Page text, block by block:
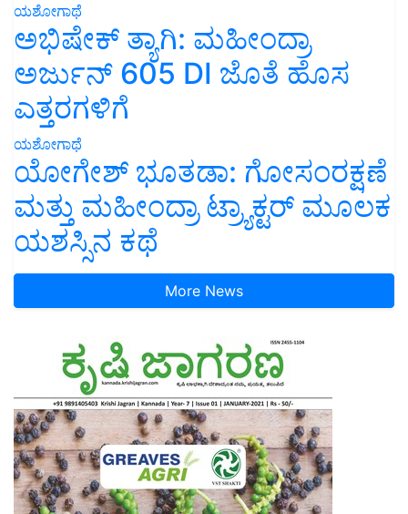
ಯಶೋಗಾಥೆ
ಅಭಿಷೇಕ್ ತ್ಯಾಗಿ: ಮಹೀಂದ್ರಾ
ಅರ್ಜುನ್ 605 DI ಜೊತೆ ಹೊಸ
ಎತ್ತರಗಳಿಗೆ
ಯಶೋಗಾಥೆ
ಯೋಗೇಶ್ ಭೂತಡಾ: ಗೋಸಂರಕ್ಷಣೆ
ಮತ್ತು ಮಹೀಂದ್ರಾ ಟ್ರ್ಯಾಕ್ಟರ್ ಮೂಲಕ
ಯಶಸ್ಸಿನ ಕಥೆ
More News